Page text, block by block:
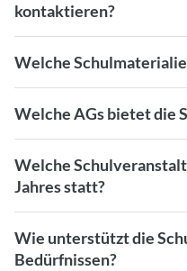
kontaktieren?
Welche
Welche AGs bietet die
Welche
Jahres statt?
Wie unterstützt die
Bedürfnissen?